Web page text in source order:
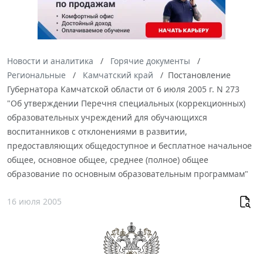
Новости и аналитика
Горячие документы
Региональные
Камчатский край
Постановление
Губернатора Камчатской области от 6 июля 2005 г. N 273
"Об утверждении Перечня специальных (коррекционных)
образовательных учреждений для обучающихся
воспитанников с отклонениями в развитии,
предоставляющих общедоступное и бесплатное начальное
общее, основное общее, среднее (полное) общее
образование по основным образовательным программам"
16 июля 2005